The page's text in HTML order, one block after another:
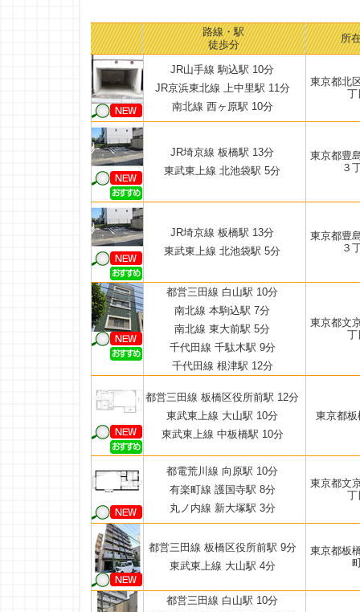
路線・駅
徒歩分
所
JR山手線 駒込駅 10分
JR京浜東北線 上中里駅 11分
南北線 西ヶ原駅 10分
東京都北
丁
JR埼京線 板橋駅 13分
東武東上線 北池袋駅 5分
東京都豊
３
JR埼京線 板橋駅 13分
東武東上線 北池袋駅 5分
東京都豊
３
都営三田線 白山駅 10分
南北線 本駒込駅 7分
南北線 東大前駅 5分
千代田線 千駄木駅 9分
千代田線 根津駅 12分
東京都文
丁
都営三田線 板橋区役所前駅 12分
東武東上線 大山駅 10分
東武東上線 中板橋駅 10分
東京都
都電荒川線 向原駅 10分
有楽町線 護国寺駅 8分
丸ノ内線 新大塚駅 3分
東京都文
丁
都営三田線 板橋区役所前駅 9分
東武東上線 大山駅 4分
東京都板
都営三田線 白山駅 10分